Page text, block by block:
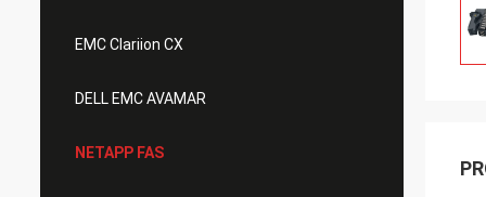
EMC Clariion CX
DELL EMC AVAMAR
NETAPP FAS